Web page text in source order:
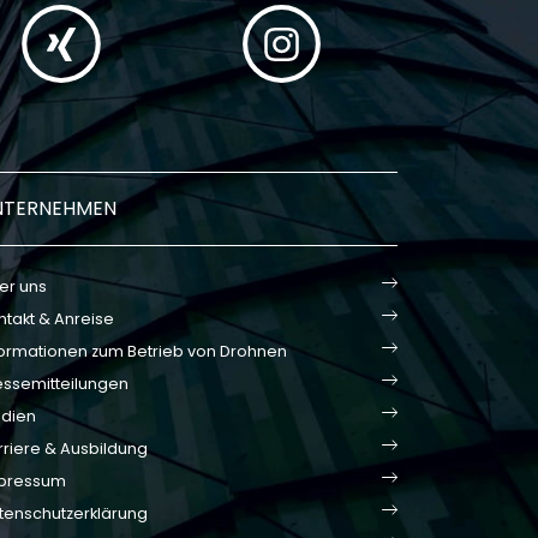
uns
& Anreise
zum Betrieb von Drohnen
& Ausbildung